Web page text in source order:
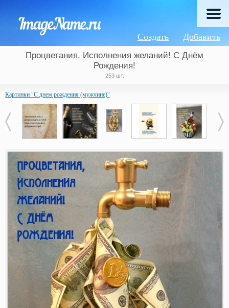
Добавить
Создать
Процветания, Исполнения желаний! С Днём
Рождения!
253 шт.
Картинки "С днем рождения (мужчине)"